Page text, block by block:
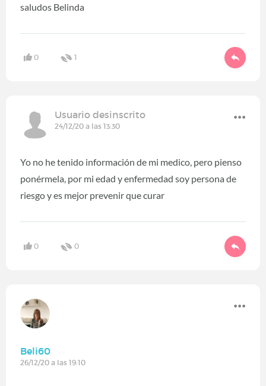
saludos Belinda
0 1
Usuario desinscrito
24/12/20 a las 13:30
Yo no he tenido información de mi medico, pero pienso
ponérmela, por mi edad y enfermedad soy persona de
riesgo y es mejor prevenir que curar
0 0
Beli60
26/12/20 a las 19:10